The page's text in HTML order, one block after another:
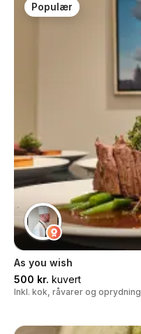
Populær
As you wish
500 kr. kuvert
Inkl. kok, råvarer og oprydning